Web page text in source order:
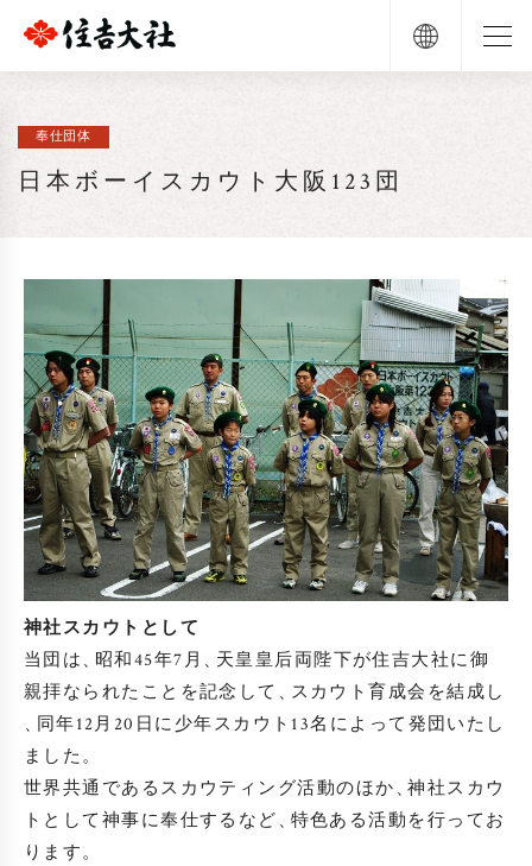
奉仕団体
日本ボーイスカウト大阪123団
神社スカウトとして
当団は 、昭和45年7月 、天皇皇后両陛下が住吉大社に御
親拝なられたことを記念して 、スカウト育成会を結成し
、同年12月20日に少年スカウト13名によって発団いたし
ました 。
世界共通であるスカウティング活動のほか 、神社スカウ
トとして神事に奉仕するなど 、特色ある活動を行ってお
ります。